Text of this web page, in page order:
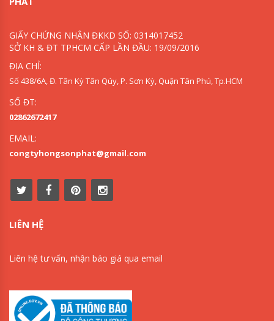
GIẤY CHỨNG NHẬN ĐKKD SỐ: 0314017452
SỞ KH & ĐT TPHCM CẤP LẦN ĐẦU: 19/09/2016
ĐỊA CHỈ:
Số 438/6A, Đ. Tân Kỳ Tân Qúy, P. Sơn Kỳ, Quận Tân Phú, Tp.HCM
SỐ ĐT:
02862672417
EMAIL:
congtyhongsonphat@gmail.com
LIÊN HỆ
Liên hệ tư vấn, nhận báo giá qua email